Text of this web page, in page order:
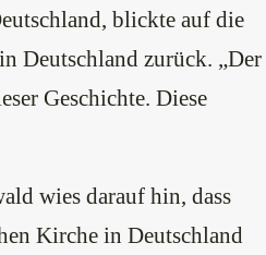
blickte auf die
Deutschland zurück. „Der
Geschichte. Diese
wies darauf hin, dass
Kirche in Deutschland